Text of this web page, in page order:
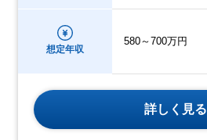
想定年収
580～700万円
詳しく見る